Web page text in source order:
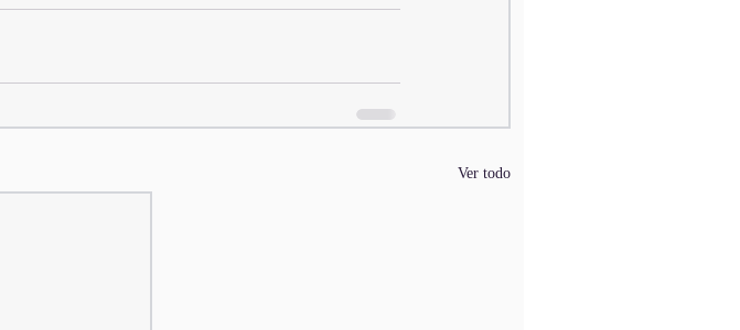
Ver todo